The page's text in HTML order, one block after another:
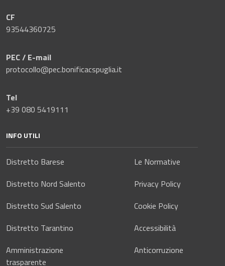
CF
93544360725
PEC / E-mail
protocollo@pec.bonificacspuglia.it
Tel
+39 080 5419111
INFO UTILI
Distretto Barese
Distretto Nord Salento
Distretto Sud Salento
Distretto Tarantino
Amministrazione
trasparente
Le Normative
Privacy Policy
Cookie Policy
Accessibilità
Anticorruzione